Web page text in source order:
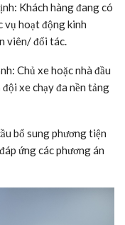
Khách hàng đang có
vụ hoạt động kinh
viên/ đối tác.
Chủ xe hoặc nhà đầu
xe chạy đa nền tảng
bổ sung phương tiện
ứng các phương án